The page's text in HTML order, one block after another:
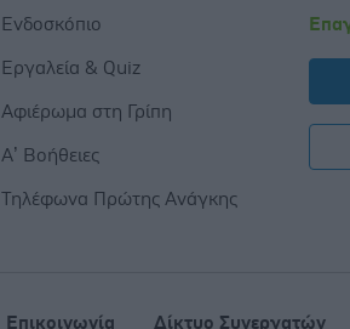
Ενδοσκόπιο
Εργαλεία & Quiz
Αφιέρωμα στη Γρίπη
Α’ Βοήθειες
Τηλέφωνα Πρώτης Ανάγκης
Επικοινωνία Δίκτυο Συνεργατών